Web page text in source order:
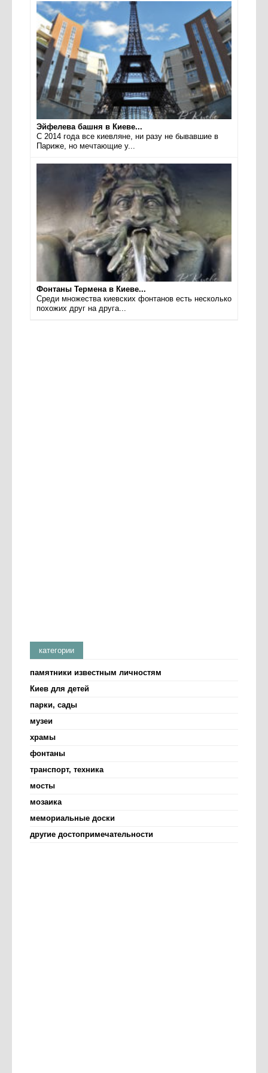
Эйфелева башня в Киеве...
С 2014 года все киевляне, ни разу не бывавшие в
Париже, но мечтающие у...
Фонтаны Термена в Киеве...
Среди множества киевских фонтанов есть несколько
похожих друг на друга...
категории
памятники известным личностям
Киев для детей
парки, сады
музеи
храмы
фонтаны
транспорт, техника
мосты
мозаика
мемориальные доски
другие достопримечательности